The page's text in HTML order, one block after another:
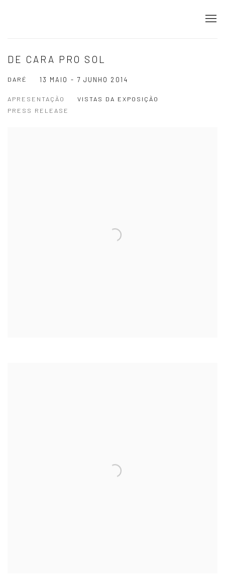
DE CARA PRO SOL
DARÉ 13 MAIO - 7 JUNHO 2014
APRESENTAÇÃO
VISTAS DA EXPOSIÇÃO
PRESS RELEASE